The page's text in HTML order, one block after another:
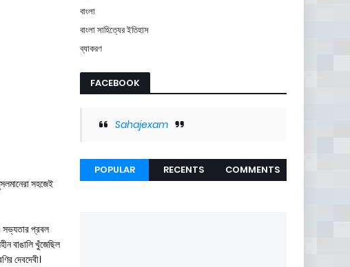
সহজেই
ও সভ্যতার প্রবল
বাঙালি খুঁজেছিল
দেবদেবী।
বাংলা
বাংলা সাহিত্যের ইতিহাস
ব্যাকরণ
FACEBOOK
Sahajexam
POPULAR RECENTS COMMENTS